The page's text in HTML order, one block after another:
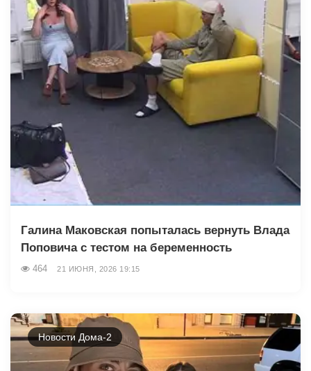
Галина Маковская попыталась вернуть Влада
Поповича с тестом на беременность
464 21 ИЮНЯ, 2026 19:15
Новости Дома-2